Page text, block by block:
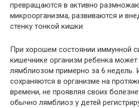
превращаются в активно
микроорганизма, развиваются и
стенку тонкой кишки.
При хорошем состоянии иммунной
кишечнике организм ребенка
лямблиозом примерно за 6 недель.
сохраняются в организме на
времени, не проявляя своих
обычно лямблиоз у детей